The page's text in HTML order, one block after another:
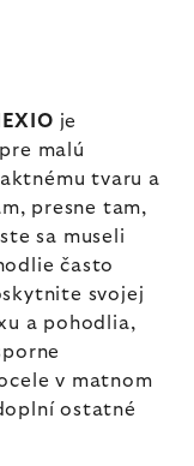
je
malú
tvaru a
presne tam,
sa museli
často
svojej
a pohodlia,
v matnom
ostatné